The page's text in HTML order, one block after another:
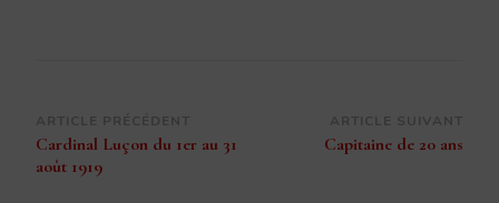
Navigation
d’article
Cardinal Luçon du 1er au 31
août 1919
Capitaine de 20 ans